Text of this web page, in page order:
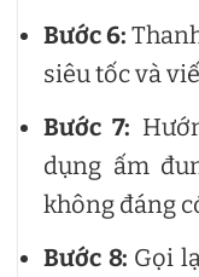
Bước 6:
siêu tốc và
Bước 7:
dụng ấm
không đáng
Bước 8: Gọi